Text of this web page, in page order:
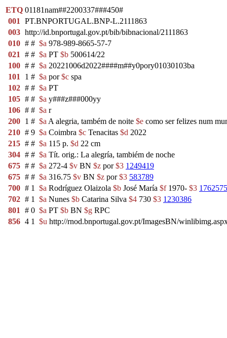
ETQ 01181nam##2200337###450#
001
PT.BNPORTUGAL.BNP-L.2111863
003 http://id.bnportugal.gov.pt/bib/bibnacional/2111863
010 # # $a 978-989-8665-57-7
021
# # $a PT $b 500614/22
100 # # $a 20221006d2022####m##y0pory01030103ba
101
1 # $a por$c spa
102 # # $a PT
105 # # $a y###z###000yy
106 # # $a r
200 1 # $a A alegria, também de noite $e como ser felizes num
210 # 9 $a Coimbra $c Tenacitas $d 2022
215 # # $a 115 p. $d 22 cm
304 # # $a Tít. orig.: La alegría, tambiém de noche
675 # # $a 272-4 $v BN $z por$3 1249419
675 # # $a 316.75 $v BN $z por$3 583789
700 # 1 $a Rodríguez Olaizola $b José María $f1970- $3 1762575
702 # 1 $a Nunes $b Catarina Silva $4 730 $3 1230386
801
# 0 $a PT $b BN $g RPC
856 4 1 $u http://rnod.bnportugal.gov.pt/ImagesBN/